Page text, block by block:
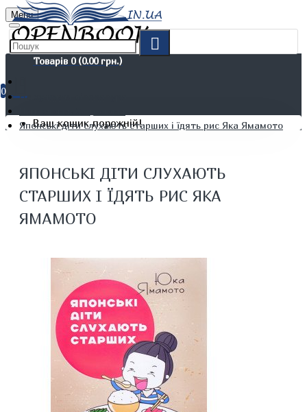
Menu
Товарів 0 (0.00 грн.)
0
Ваш кошик порожній!
Не художня література
Японські діти слухають старших і їдять рис Яка Ямамото
ЯПОНСЬКІ ДІТИ СЛУХАЮТЬ
СТАРШИХ І ЇДЯТЬ РИС ЯКА
ЯМАМОТО